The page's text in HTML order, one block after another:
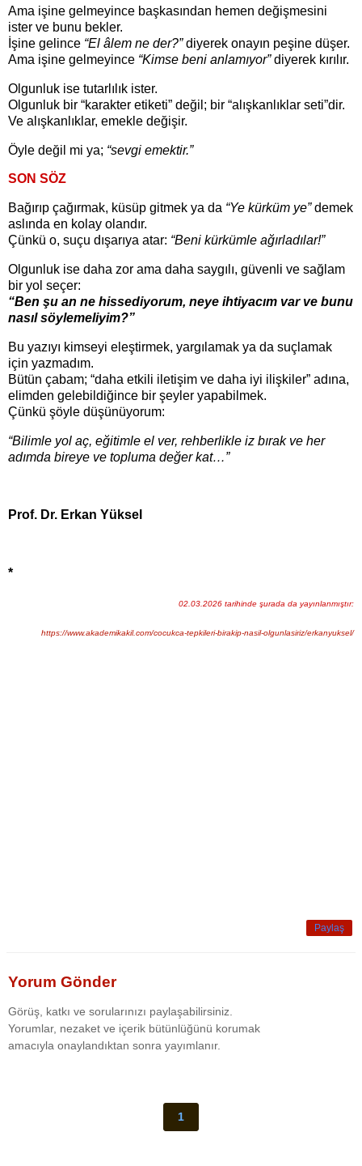
Ama işine gelmeyince başkasından hemen değişmesini
ister ve bunu bekler.
İşine gelince “El âlem ne der?”diyerek onayın peşine düşer.
Ama işine gelmeyince “Kimse beni anlamıyor”diyerek kırılır.
Olgunluk ise tutarlılık ister.
Olgunluk bir “karakter etiketi” değil; bir “alışkanlıklar seti”dir.
Ve alışkanlıklar, emekle değişir.
Öyle değil mi ya; “sevgi emektir.”
SON SÖZ
Bağırıp çağırmak, küsüp gitmek ya da “Ye kürküm ye”demek
aslında en kolay olandır.
Çünkü o, suçu dışarıya atar: “Beni kürkümle ağırladılar!”
Olgunluk ise daha zor ama daha saygılı, güvenli ve sağlam
bir yol seçer:
“Ben şu an ne hissediyorum, neye ihtiyacım var ve bunu
nasıl söylemeliyim?”
Bu yazıyı kimseyi eleştirmek, yargılamak ya da suçlamak
için yazmadım.
Bütün çabam; “daha etkili iletişim ve daha iyi ilişkiler” adına,
elimden gelebildiğince bir şeyler yapabilmek.
Çünkü şöyle düşünüyorum:
“Bilimle yol aç, eğitimle el ver, rehberlikle iz bırak ve her
adımda bireye ve topluma değer kat…”
Prof. Dr. Erkan Yüksel
*
02.03.2026 tarihinde şurada da yayınlanmıştır:
https://www.akademikakil.com/cocukca-tepkileri-birakip-nasil-olgunlasiriz/erkanyuksel/
Paylaş
Yorum Gönder
Görüş, katkı ve sorularınızı paylaşabilirsiniz.
Yorumlar, nezaket ve içerik bütünlüğünü korumak
amacıyla onaylandıktan sonra yayımlanır.
1